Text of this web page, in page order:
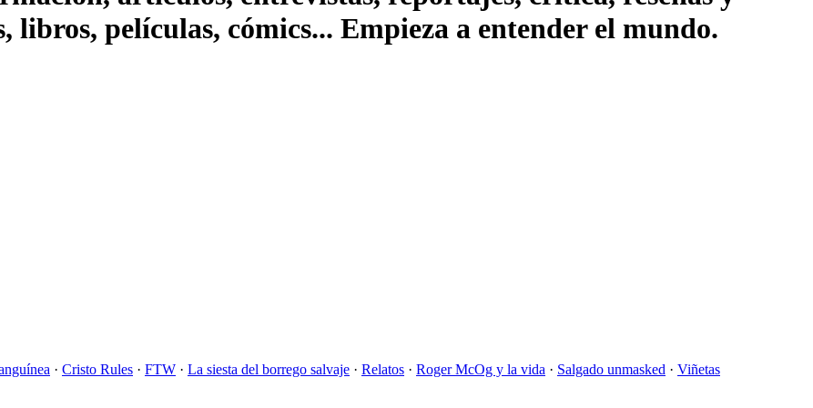
libros, películas, cómics... Empieza a entender el mundo.
· Cristo Rules · FTW · La siesta del borrego salvaje · Relatos · Roger McOg y la vida · Salgado unmasked · Viñetas